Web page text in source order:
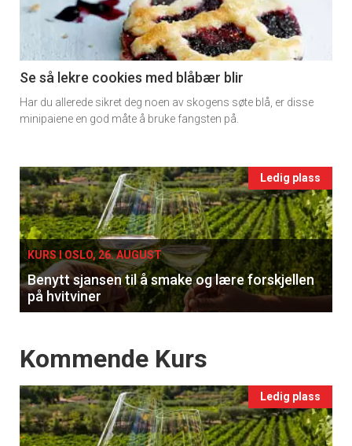
-
section
11
Ukens
Se så lekre cookies med blåbær blir
Har du allerede sikret deg noen av skogens søte blå, er disse
minipaiene en god måte å bruke fangsten på.
Events
single
Ledig plass
KURS I OSLO, 26. AUGUST
Benytt sjansen til å smake og lære forskjellen
på hvitviner
Events
Kommende Kurs
Ledig plass